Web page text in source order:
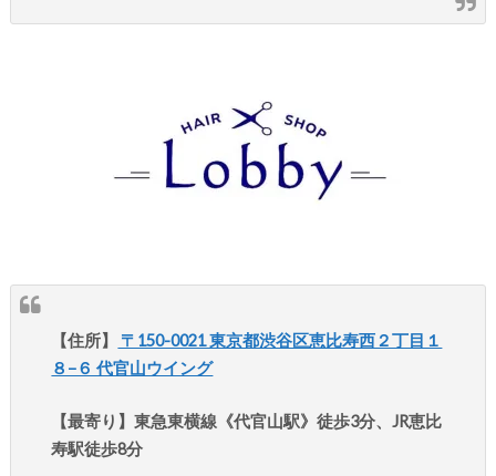
【住所】
〒150-0021 東京都渋谷区恵比寿西２丁目１
８−６ 代官山ウイング
【最寄り】東急東横線《代官山駅》徒歩3分、JR恵比
寿駅徒歩8分